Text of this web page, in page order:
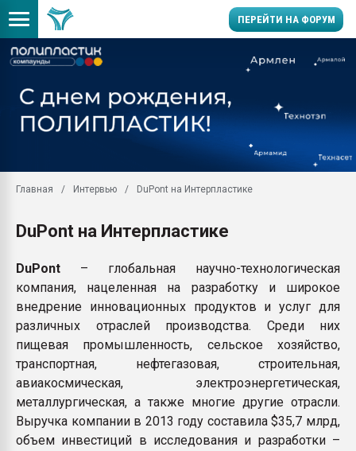
ПЕРЕЙТИ НА ФОРУМ
заводу пластмасс"
Помощь в подборе
28.07.2026
первый план в
пластмасс
28.07.2026
ситуацией на
Всё, что касается
бутылок
ПЕРЕЙТИ НА
Главная Интервью DuPont на Интерпластике
DuPont на Интерпластике
DuPont – глобальная научно-технологическая
компания, нацеленная на разработку и широкое
внедрение инновационных продуктов и услуг для
различных отраслей производства. Среди них
пищевая промышленность, сельское хозяйство,
транспортная, нефтегазовая, строительная,
авиакосмическая, электроэнергетическая,
металлургическая, а также многие другие отрасли.
Выручка компании в 2013 году составила $35,7 млрд,
объем инвестиций в исследования и разработки –